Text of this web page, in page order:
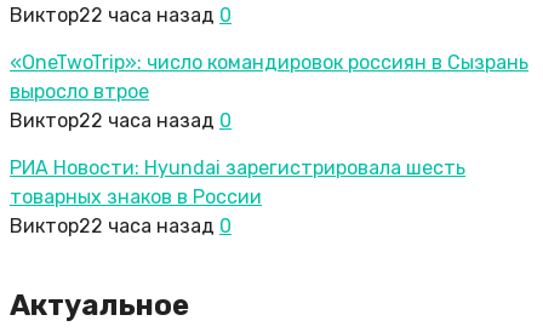
Виктор22 часа назад 0
«OneTwoTrip»: число командировок россиян в Сызрань
выросло втрое
Виктор22 часа назад 0
РИА Новости: Hyundai зарегистрировала шесть
товарных знаков в России
Виктор22 часа назад 0
Актуальное